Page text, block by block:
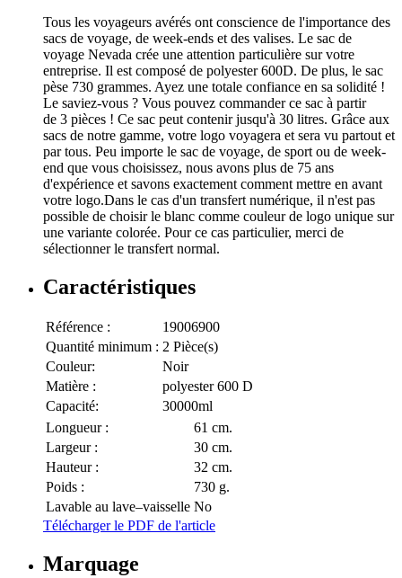
Tous les voyageurs avérés ont conscience de l'importance des
sacs de voyage, de week-ends et des valises. Le sac de
voyage Nevada crée une attention particulière sur votre
entreprise. Il est composé de polyester 600D. De plus, le sac
pèse 730 grammes. Ayez une totale confiance en sa solidité !
Le saviez-vous ? Vous pouvez commander ce sac à partir
de 3 pièces ! Ce sac peut contenir jusqu'à 30 litres. Grâce aux
sacs de notre gamme, votre logo voyagera et sera vu partout et
par tous. Peu importe le sac de voyage, de sport ou de week-
end que vous choisissez, nous avons plus de 75 ans
d'expérience et savons exactement comment mettre en avant
votre logo.Dans le cas d'un transfert numérique, il n'est pas
possible de choisir le blanc comme couleur de logo unique sur
une variante colorée. Pour ce cas particulier, merci de
sélectionner le transfert normal.
Caractéristiques
Référence :
19006900
Quantité minimum : 2 Pièce(s)
Couleur:
Noir
Matière :
polyester 600 D
Capacité:
30000ml
Longueur :
61 cm.
Largeur :
30 cm.
Hauteur :
32 cm.
Poids :
730 g.
Lavable au lave–vaisselle No
Télécharger le PDF de l'article
Marquage